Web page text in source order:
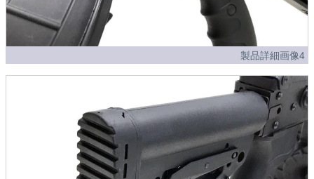
製品詳細画像4